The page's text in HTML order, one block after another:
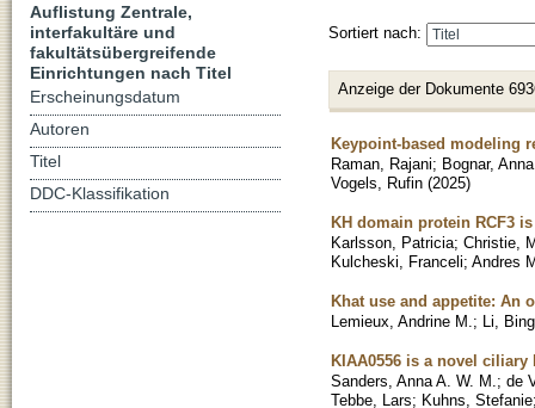
Sortiert nach:
Anzeige der Dokumente
Keypoint-based modeling
Raman, Rajani; Bognar, Anna
Vogels, Rufin (2025)
KH domain protein RCF3
Karlsson, Patricia; Christie,
Kulcheski, Franceli; Andres
Khat use and appetite: An
Lemieux, Andrine M. ; Li,
KIAA0556 is a novel
Sanders, Anna A. W. M. ; de
Tebbe, Lars; Kuhns, Stefanie
Auflistung Zentrale,
interfakultäre und
fakultätsübergreifende
Einrichtungen nach Titel
Erscheinungsdatum
Autoren
Titel
DDC-Klassifikation